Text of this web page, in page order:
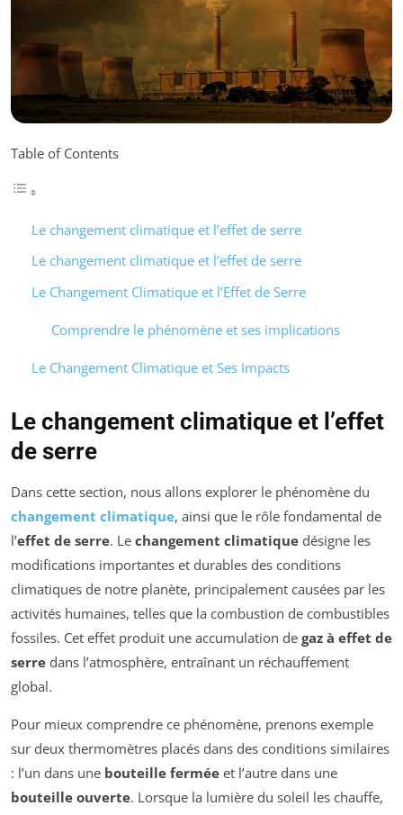
Table of Contents
Le changement climatique et l’effet de serre
Le changement climatique et l’effet de serre
Le Changement Climatique et l’Effet de Serre
Comprendre le phénomène et ses implications
Le Changement Climatique et Ses Impacts
Le changement climatique et l’effet
de serre
Dans cette section, nous allons explorer le phénomène du
changement climatique, ainsi que le rôle fondamental de
l’effet de serre. Le changement climatique désigne les
modifications importantes et durables des conditions
climatiques de notre planète, principalement causées par les
activités humaines, telles que la combustion de combustibles
fossiles. Cet effet produit une accumulation de gaz à effet de
serre dans l’atmosphère, entraînant un réchauffement
global.
Pour mieux comprendre ce phénomène, prenons exemple
sur deux thermomètres placés dans des conditions similaires
: l’un dans une bouteille fermée et l’autre dans une
bouteille ouverte. Lorsque la lumière du soleil les chauffe,